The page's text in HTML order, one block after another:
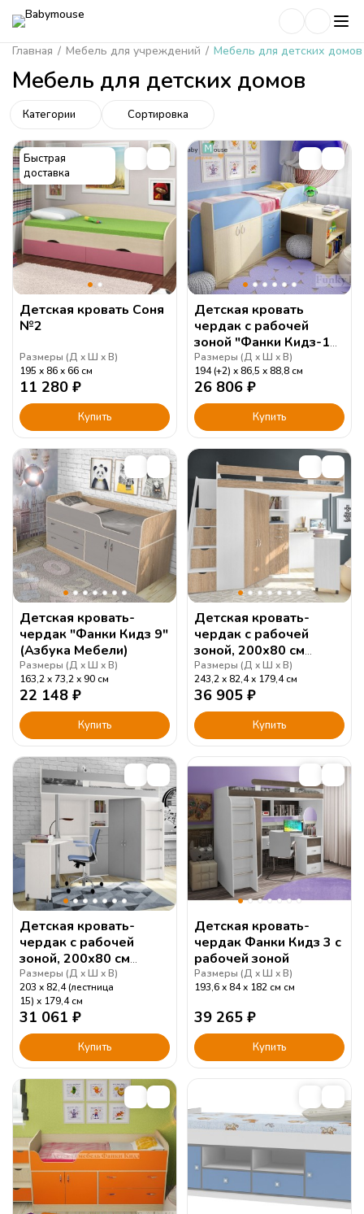
Главная / Мебель для учреждений / Мебель для детских домов
Мебель для детских домов
Категории Сортировка
Быстрая
доставка
Детская кровать Соня
№2
Размеры (Д Ш В)
195
86 66 см
11 280 ₽
Купить
Детская кровать
чердак с рабочей
зоной "Фанки Кидз-10"
(Азбука Мебели)
Размеры (Д Ш В)
194 (+2)
86,5 88,8 см
26 806 ₽
Купить
Детская кровать-
чердак "Фанки Кидз 9"
(Азбука Мебели)
Размеры (Д Ш В)
163,2
73,2 90 см
22 148 ₽
Купить
Детская кровать-
чердак с рабочей
зоной, 200х80 см
"Фанки Соло 1"
Размеры (Д Ш В)
243,2
82,4 179,4 см
36 905 ₽
Купить
Детская кровать-
чердак с рабочей
зоной, 200х80 см
"Фанки Соло 2"
(Азбука Мебели)
Размеры (Д Ш В)
203
82,4 (лестница
15)
179,4 см
31 061 ₽
Купить
Детская кровать-
чердак Фанки Кидз 3 с
рабочей зоной
Размеры (Д Ш В)
193,6
84 182 cм см
39 265 ₽
Купить